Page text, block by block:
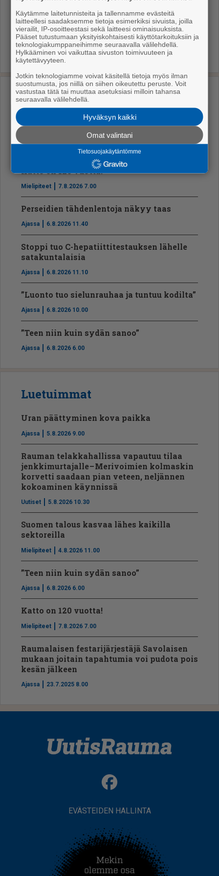
Raumaplus
Uusimmat
Ikäihmisille kaupatut ilmanvaihtopalvelut
käynnistivät laajan esitutkinnan
7.8.2026 12.15
Katto on 120 vuotta!
Mielipiteet 7.8.2026 7.00
Perseidien tähdenlentoja näkyy taas
Ajassa 6.8.2026 11.40
Stoppi tuo C-hepatiit­ti­tes­tauksen lähelle
satakuntalaisia
Ajassa 6.8.2026 11.10
”Luonto tuo sielunrauhaa ja tuntuu kodilta”
Ajassa 6.8.2026 10.00
”Teen niin kuin sydän sanoo”
Ajassa 6.8.2026 6.00
Luetuimmat
Uran päättyminen kova paikka
Ajassa 5.8.2026 9.00
Rauman telakkahallissa vapautuu tilaa
jenkkimurtajalle – Merivoimien kolmaskin
korvetti saadaan pian veteen, neljännen
kokoaminen käynnissä
Uutiset 5.8.2026 10.30
Suomen talous kasvaa lähes kaikilla
sektoreilla
Mielipiteet 4.8.2026 11.00
”Teen niin kuin sydän sanoo”
Ajassa 6.8.2026 6.00
Katto on 120 vuotta!
Mielipiteet 7.8.2026 7.00
Raumalaisen festarijärjestäjä Savolaisen
mukaan joitain tapahtumia voi pudota pois
kesän jälkeen
Ajassa 23.7.2025 8.00
EVÄSTEIDEN HALLINTA
Käytämme laitetunnisteita ja tallennamme evästeitä
laitteellesi saadaksemme tietoja esimerkiksi sivuista, joilla
vierailit, IP-osoitteestasi sekä laitteesi ominaisuuksista.
Pääset tutustumaan yksityiskohtaisesti käyttötarkoituksiin ja
teknologiakumppaneihimme seuraavalla välilehdellä.
Hylkääminen voi vaikuttaa sivuston toimivuuteen ja
käytettävyyteen.
Jotkin teknologiamme voivat käsitellä tietoja myös ilman
suostumusta, jos niillä on siihen oikeutettu peruste. Voit
vastustaa tätä tai muuttaa asetuksiasi milloin tahansa
seuraavalla välilehdellä.
Hyväksyn kaikki
Omat valintani
Tietosuojakäytäntömme